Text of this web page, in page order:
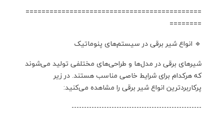
============================================
========
🔹 انواع شیر برقی در سیستم‌های پنوماتیک
شیرهای برقی در مدل‌ها و طراحی‌های مختلفی تولید می‌شوند
که هرکدام برای شرایط خاصی مناسب هستند. در زیر
پرکاربردترین انواع شیر برقی را مشاهده می‌کنید:
----------------------------------------------------